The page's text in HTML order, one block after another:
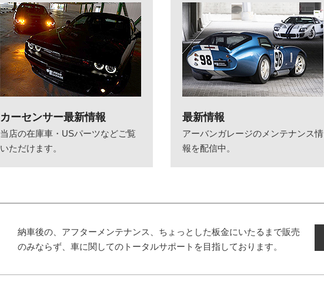
カーセンサー最新情報
当店の在庫車・USパーツなどご覧
いただけます。
最新情報
アーバンガレージのメンテナンス情
報を配信中。
納車後の、アフターメンテナンス、ちょっとした板金にいたるまで販売
のみならず、車に関してのトータルサポートを目指しております。